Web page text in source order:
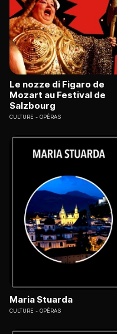
Le nozze di Figaro de
Mozart au Festival de
Salzbourg
CULTURE OPÉRAS
Maria Stuarda
CULTURE OPÉRAS